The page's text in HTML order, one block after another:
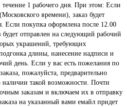
течение 1 рабочего дня. При этом: Если
времени), заказ будет
Если покупка оформлена после 12.00
будет отправлен на следующий рабочий
украшений, требующих
длины, нанесение надписи и
день. Если у вас есть пожелания по
пожалуйста, предварительно
наличии такой возможности. Почти
заказам и включаем их в отправку
на указанный вами емайл придет